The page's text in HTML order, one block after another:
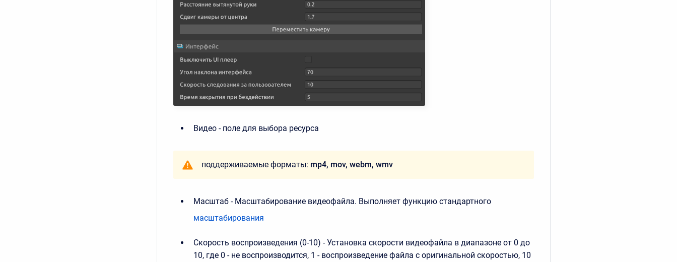
Видео - поле для выбора ресурса
поддерживаемые форматы: mp4, mov, webm, wmv
Масштаб - Масштабирование видеофайла. Выполняет функцию стандартного
масштабирования
Скорость воспроизведения (0-10) - Установка скорости видеофайла в диапазоне от 0 до
10, где 0 - не воспроизводится, 1 - воспроизведение файла с оригинальной скоростью, 10